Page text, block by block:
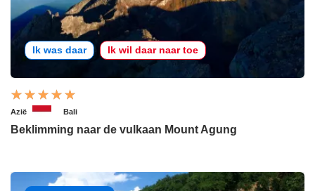
Ik was daar Ik wil daar naar toe
Azië Bali
Beklimming naar de vulkaan Mount Agung